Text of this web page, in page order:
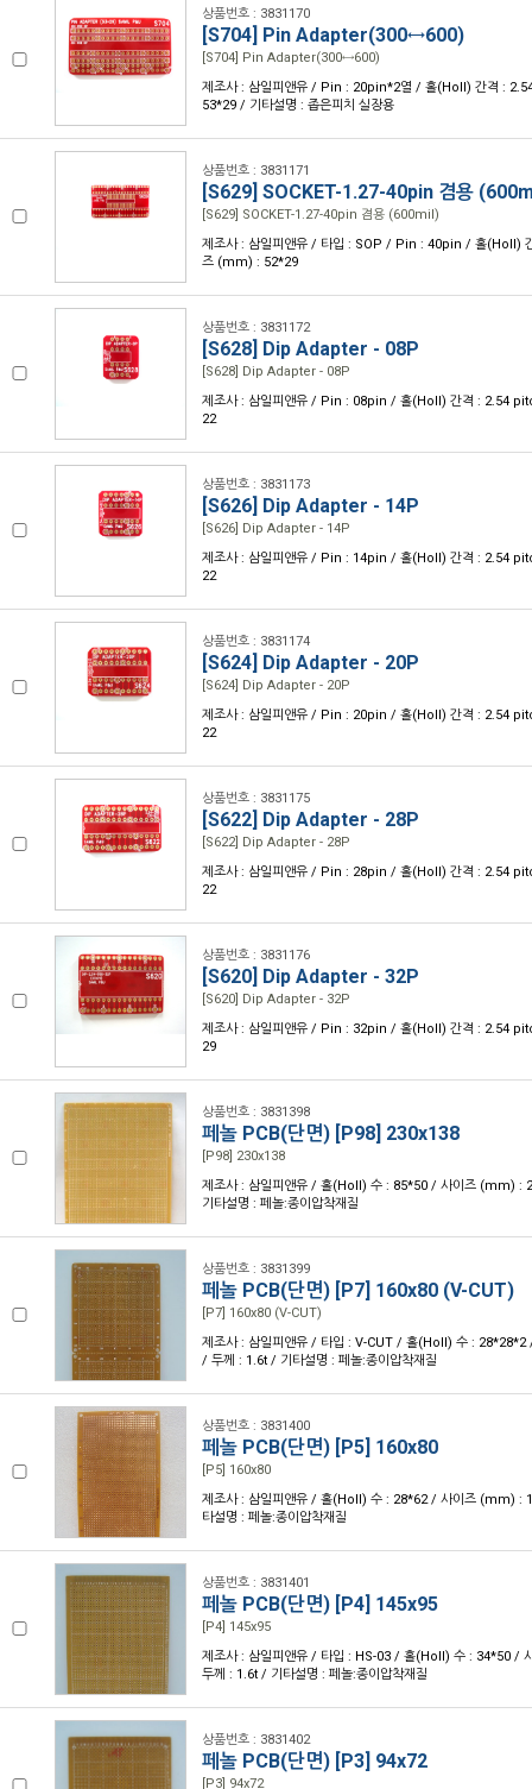
상품번호 : 3831170
[S704] Pin Adapter(300↔600)
[S704] Pin Adapter(300↔600)
제조사 : 삼일피앤유 / Pin : 20pin*2열 / 홀(Holl) 간격 :
53*29 / 기타설명 : 좁은피치 실장용
상품번호 : 3831171
[S629] SOCKET-1.27-40pin 겸용
[S629] SOCKET-1.27-40pin 겸용 (600mil)
제조사 : 삼일피앤유 / 타입 : SOP / Pin : 40pin / 홀(Holl)
즈 (mm) : 52*29
상품번호 : 3831172
[S628] Dip Adapter - 08P
[S628] Dip Adapter - 08P
제조사 : 삼일피앤유 / Pin : 08pin / 홀(Holl) 간격 : 2.54
22
상품번호 : 3831173
[S626] Dip Adapter - 14P
[S626] Dip Adapter - 14P
제조사 : 삼일피앤유 / Pin : 14pin / 홀(Holl) 간격 : 2.54
22
상품번호 : 3831174
[S624] Dip Adapter - 20P
[S624] Dip Adapter - 20P
제조사 : 삼일피앤유 / Pin : 20pin / 홀(Holl) 간격 : 2.54
22
상품번호 : 3831175
[S622] Dip Adapter - 28P
[S622] Dip Adapter - 28P
제조사 : 삼일피앤유 / Pin : 28pin / 홀(Holl) 간격 : 2.54
22
상품번호 : 3831176
[S620] Dip Adapter - 32P
[S620] Dip Adapter - 32P
제조사 : 삼일피앤유 / Pin : 32pin / 홀(Holl) 간격 : 2.54
29
상품번호 : 3831398
페놀 PCB(단면) [P98] 230x138
[P98] 230x138
제조사 : 삼일피앤유 / 홀(Holl) 수 : 85*50 / 사이즈 (mm) :
기타설명 : 페놀:종이압착재질
상품번호 : 3831399
페놀 PCB(단면) [P7] 160x80 (V-CUT)
[P7] 160x80 (V-CUT)
제조사 : 삼일피앤유 / 타입 : V-CUT / 홀(Holl) 수 :
/ 두께 : 1.6t / 기타설명 : 페놀:종이압착재질
상품번호 : 3831400
페놀 PCB(단면) [P5] 160x80
[P5] 160x80
제조사 : 삼일피앤유 / 홀(Holl) 수 : 28*62 / 사이즈 (mm) :
타설명 : 페놀:종이압착재질
상품번호 : 3831401
페놀 PCB(단면) [P4] 145x95
[P4] 145x95
제조사 : 삼일피앤유 / 타입 : HS-03 / 홀(Holl) 수 : 34*50 /
두께 : 1.6t / 기타설명 : 페놀:종이압착재질
상품번호 : 3831402
페놀 PCB(단면) [P3] 94x72
[P3] 94x72